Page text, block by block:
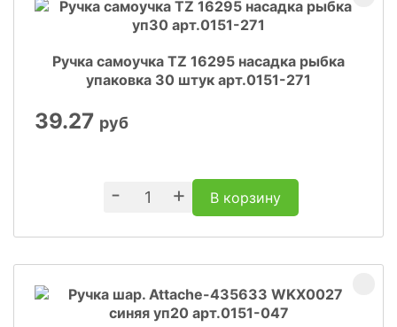
Ручка самоучка TZ 16295 насадка рыбка
упаковка 30 штук арт.0151-271
39.27 руб
- + В корзину